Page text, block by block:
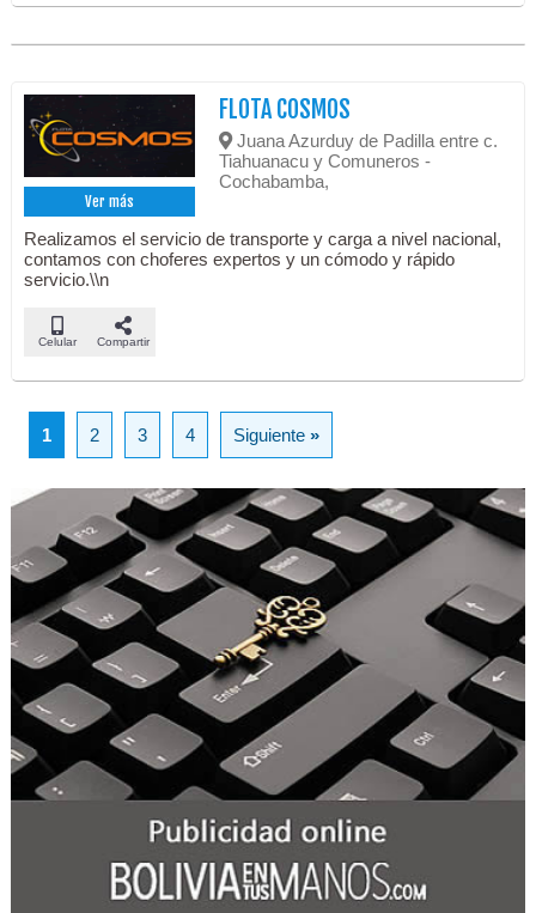
Ver más
FLOTA COSMOS
Juana Azurduy de Padilla entre c.
Tiahuanacu y Comuneros -
Cochabamba,
Realizamos el servicio de transporte y carga a nivel nacional,
contamos con choferes expertos y un cómodo y rápido
servicio.\\n
Celular Compartir
1 2 3 4 Siguiente»